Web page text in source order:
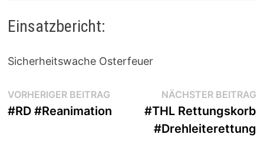
Einsatzbericht:
Sicherheitswache Osterfeuer
Beitragsnavigation
VORHERIGER BEITRAGVorheriger
Beitrag:
#RD #Reanimation
NÄCHSTER BEITRAG
#THL Rettungskorb
#Drehleiterettung